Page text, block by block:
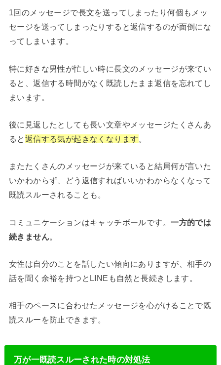
1回のメッセージで長文を送ってしまったり何個もメッ
セージを送ってしまったりすると返信するのが面倒にな
ってしまいます。
特に好きな男性が忙しい時に長文のメッセージが来てい
ると、返信する時間がなく既読したまま返信を忘れてし
まいます。
後に見返したとしても長い文章やメッセージたくさんあ
ると 返信する気が起きなくなります 。
またたくさんのメッセージが来ていると結局何が言いた
いかわからず、どう返信すればいいかわからなくなって
既読スルーされることも。
コミュニケーションはキャッチボールです。一方的では
続きません
女性は自分のことを話したい傾向にありますが、相手の
話を聞く余裕を持つとLINEも自然と長続きします。
相手のペースに合わせたメッセージを心がけることで既
読スルーを防止できます。
万が一既読スルーされた時の対処法